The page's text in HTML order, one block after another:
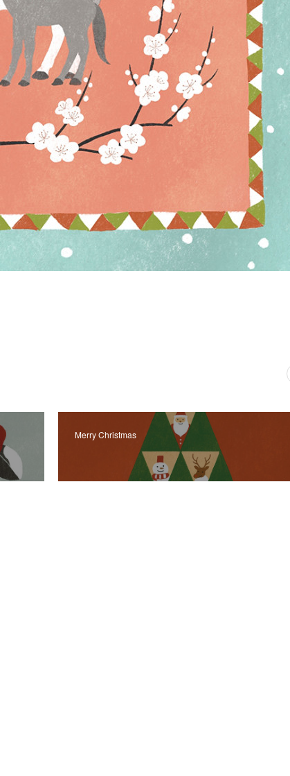
Merry Christmas